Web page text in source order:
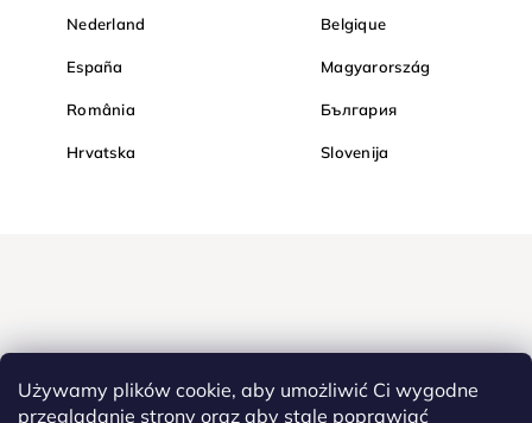
Używamy plików cookie, aby umożliwić Ci wygodne
przeglądanie strony oraz aby stale poprawiać
Nederland Belgique
España Magyarország
România България
Hrvatska Slovenija